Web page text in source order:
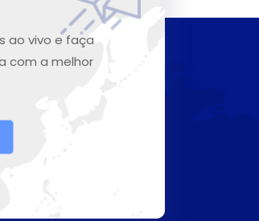
ao vivo e faça
com a melhor